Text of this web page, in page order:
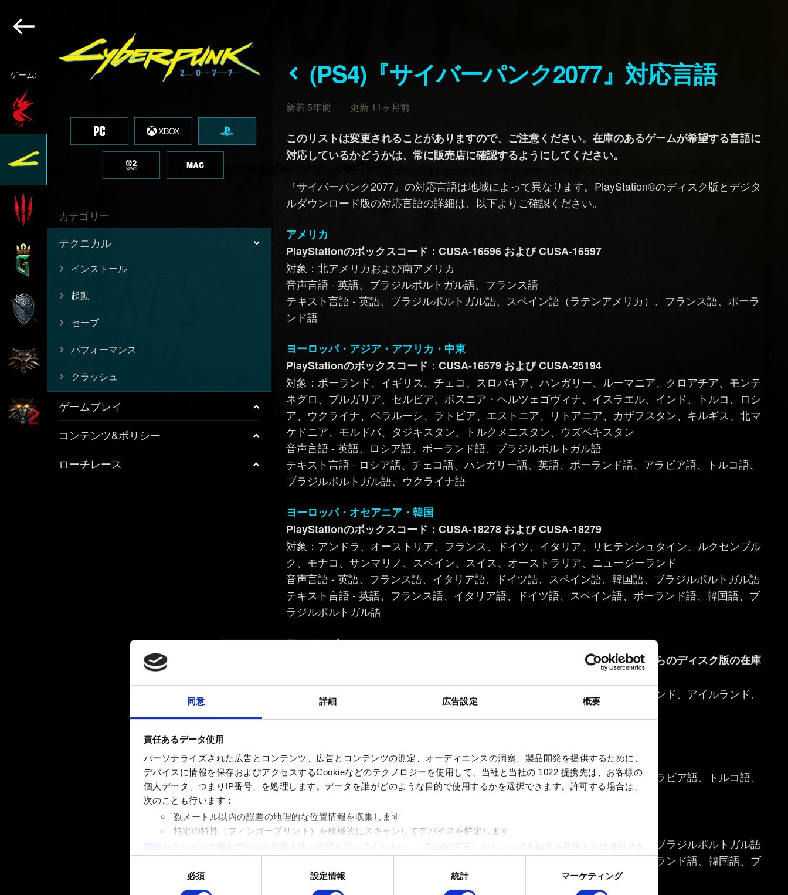
同意 詳細 広告設定 概要
責任あるデータ使用
パーソナライズされた広告とコンテンツ、広告とコンテンツの測定、オーディエンスの洞察、製品開発を提供するために、
デバイスに情報を保存およびアクセスするCookieなどのテクノロジーを使用して、当社と当社の 1022 提携先は、お客様の
個人データ、つまりIP番号、を処理します。データを誰がどのような目的で使用するかを選択できます。 許可する場合は、
次のことも行います：
数メートル以内の誤差の地理的な位置情報を収集します
特定の特性（フィンガープリント）を積極的にスキャンしてデバイスを特定します
で個人データの処理方法と設定を行ってください。「Cookie宣言」からいつでも同意を変更または撤回でき
一部のCookieはウェブサイトの機能を正常にお使いいただくために必要なものです。その他のCookieは、ウェブサイトの
必須 設定情報 統計 マーケティング
ゲーム:
カテゴリー
テクニカル
インストール
起動
セーブ
パフォーマンス
クラッシュ
ゲームプレイ
コンテンツ&ポリシー
ローチレース
(PS4)『サイバーパンク2077』対応言語
新着 5年前 更新 11ヶ月前
このリストは変更されることがありますので、ご注意ください。在庫のあるゲームが希望する言語に
対応しているかどうかは、常に販売店に確認するようにしてください。
『サイバーパンク2077』の対応言語は地域によって異なります。PlayStation®のディスク版とデジタ
ルダウンロード版の対応言語の詳細は、以下よりご確認ください。
アメリカ
PlayStationのボックスコード：CUSA-16596 および CUSA-16597
対象：北アメリカおよび南アメリカ
音声言語 - 英語、ブラジルポルトガル語、フランス語
テキスト言語 - 英語、ブラジルポルトガル語、スペイン語（ラテンアメリカ）、フランス語、ポーラ
ンド語
ヨーロッパ・アジア・アフリカ・中東
PlayStationのボックスコード：CUSA-16579 および CUSA-25194
対象：ポーランド、イギリス、チェコ、スロバキア、ハンガリー、ルーマニア、クロアチア、モンテ
ネグロ、ブルガリア、セルビア、ボスニア・ヘルツェゴヴィナ、イスラエル、インド、トルコ、ロシ
ア、ウクライナ、ベラルーシ、ラトビア、エストニア、リトアニア、カザフスタン、キルギス、北マ
ケドニア、モルドバ、タジキスタン、トルクメニスタン、ウズベキスタン
音声言語 - 英語、ロシア語、ポーランド語、ブラジルポルトガル語
テキスト言語 - ロシア語、チェコ語、ハンガリー語、英語、ポーランド語、アラビア語、トルコ語、
ブラジルポルトガル語、ウクライナ語
ヨーロッパ・オセアニア・韓国
PlayStationのボックスコード：CUSA-18278 および CUSA-18279
対象：アンドラ、オーストリア、フランス、ドイツ、イタリア、リヒテンシュタイン、ルクセンブル
ク、モナコ、サンマリノ、スペイン、スイス、オーストラリア、ニュージーランド
音声言語 - 英語、フランス語、イタリア語、ドイツ語、スペイン語、韓国語、ブラジルポルトガル語
テキスト言語 - 英語、フランス語、イタリア語、ドイツ語、スペイン語、ポーランド語、韓国語、ブ
ラジルポルトガル語
ヨーロッパ
以下の国では、異なる言語の様々なディスク版がある可能性があります。どちらのディスク版の在庫
対象：ベルギー、キプロス、デンマーク、フィンランド、ギリシャ、アイスランド、アイルランド、
マルタ、ノルウェー、ポルトガル、スウェーデン、オランダ
音声言語：英語、ロシア語、ポーランド語、ブラジルポルトガル語
テキスト言語：ロシア語、チェコ語、ハンガリー語、英語、ポーランド語、アラビア語、トルコ語、
ブラジルポルトガル語、ウクライナ語
• デジタルおよびいくつかのディスク
PlayStationのボックスコード：CUSA-18278 および CUSA-18279
音声言語：英語、フランス語、イタリア語、ドイツ語、スペイン語、韓国語、ブラジルポルトガル語
テキスト言語：英語、フランス語、イタリア語、ドイツ語、スペイン語、ポーランド語、韓国語、ブ
ラジルポルトガル語